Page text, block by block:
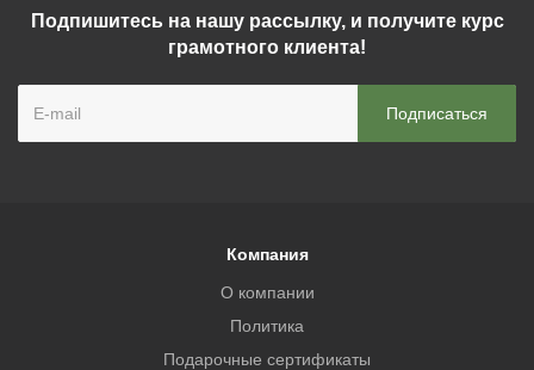
Подпишитесь на нашу рассылку, и получите курс
грамотного клиента!
Компания
О компании
Политика
Подарочные сертификаты